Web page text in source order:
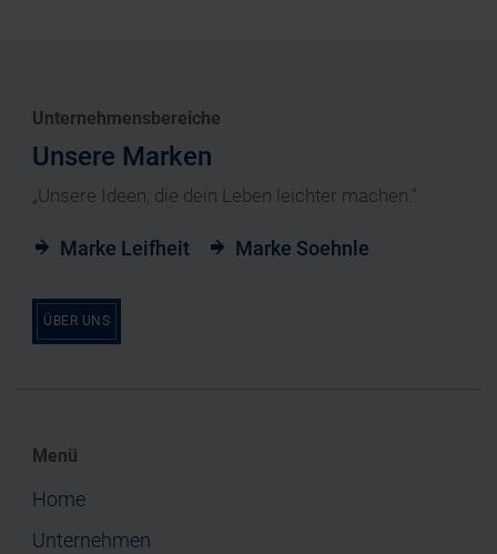
Unternehmensbereiche
Unsere Marken
„Unsere Ideen, die dein Leben leichter machen.“
Marke Leifheit Marke Soehnle
ÜBER UNS
Menü
Home
Unternehmen